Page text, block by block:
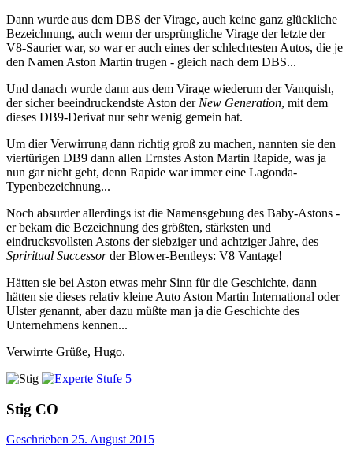
Dann wurde aus dem DBS der Virage, auch keine ganz glückliche
Bezeichnung, auch wenn der ursprüngliche Virage der letzte der
V8-Saurier war, so war er auch eines der schlechtesten Autos, die je
den Namen Aston Martin trugen - gleich nach dem DBS...
Und danach wurde dann aus dem Virage wiederum der Vanquish,
der sicher beeindruckendste Aston der New Generation, mit dem
dieses DB9-Derivat nur sehr wenig gemein hat.
Um dier Verwirrung dann richtig groß zu machen, nannten sie den
viertürigen DB9 dann allen Ernstes Aston Martin Rapide, was ja
nun gar nicht geht, denn Rapide war immer eine Lagonda-
Typenbezeichnung...
Noch absurder allerdings ist die Namensgebung des Baby-Astons -
er bekam die Bezeichnung des größten, stärksten und
eindrucksvollsten Astons der siebziger und achtziger Jahre, des
Spriritual Successorder Blower-Bentleys: V8 Vantage!
Hätten sie bei Aston etwas mehr Sinn für die Geschichte, dann
hätten sie dieses relativ kleine Auto Aston Martin International oder
Ulster genannt, aber dazu müßte man ja die Geschichte des
Unternehmens kennen...
Verwirrte Grüße, Hugo.
Stig CO
Geschrieben 25. August 2015